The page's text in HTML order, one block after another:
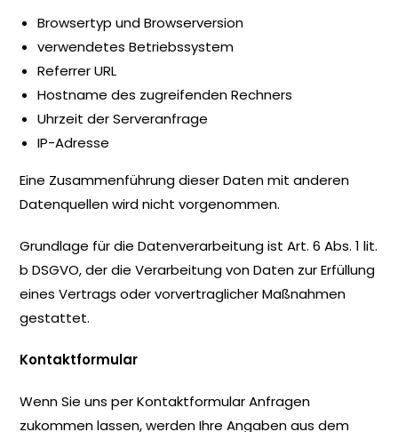
Browsertyp und Browserversion
verwendetes Betriebssystem
Referrer URL
Hostname des zugreifenden Rechners
Uhrzeit der Serveranfrage
IP-Adresse
Eine Zusammenführung dieser Daten mit anderen
Datenquellen wird nicht vorgenommen.
Grundlage für die Datenverarbeitung ist Art. 6 Abs. 1 lit.
b DSGVO, der die Verarbeitung von Daten zur Erfüllung
eines Vertrags oder vorvertraglicher Maßnahmen
gestattet.
Kontaktformular
Wenn Sie uns per Kontaktformular Anfragen
zukommen lassen, werden Ihre Angaben aus dem